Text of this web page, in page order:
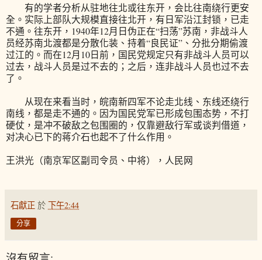
有的学者分析从驻地往北或往东开，会比往南绕行更安
全。实际上部队大规模直接往北开，有日军沿江封锁，已走
不通。往东开，1940年12月日伪正在“扫荡”苏南，非战斗人
员经苏南北渡都是分散化装、持着“良民证”、分批分期偷渡
过江的。而在12月10日前，国民党规定只有非战斗人员可以
过去，战斗人员是过不去的；之后，连非战斗人员也过不去
了。
从现在来看当时，皖南新四军不论走北线、东线还绕行
南线，都是走不通的。因为国民党军已形成包围态势，不打
硬仗，是冲不破敌之包围圈的，仅靠避敌行军或谈判借道，
对决心已下的蒋介石也起不了什么作用。
王洪光（南京军区副司令员、中将），人民网
石獻正 於 下午2:44
分享